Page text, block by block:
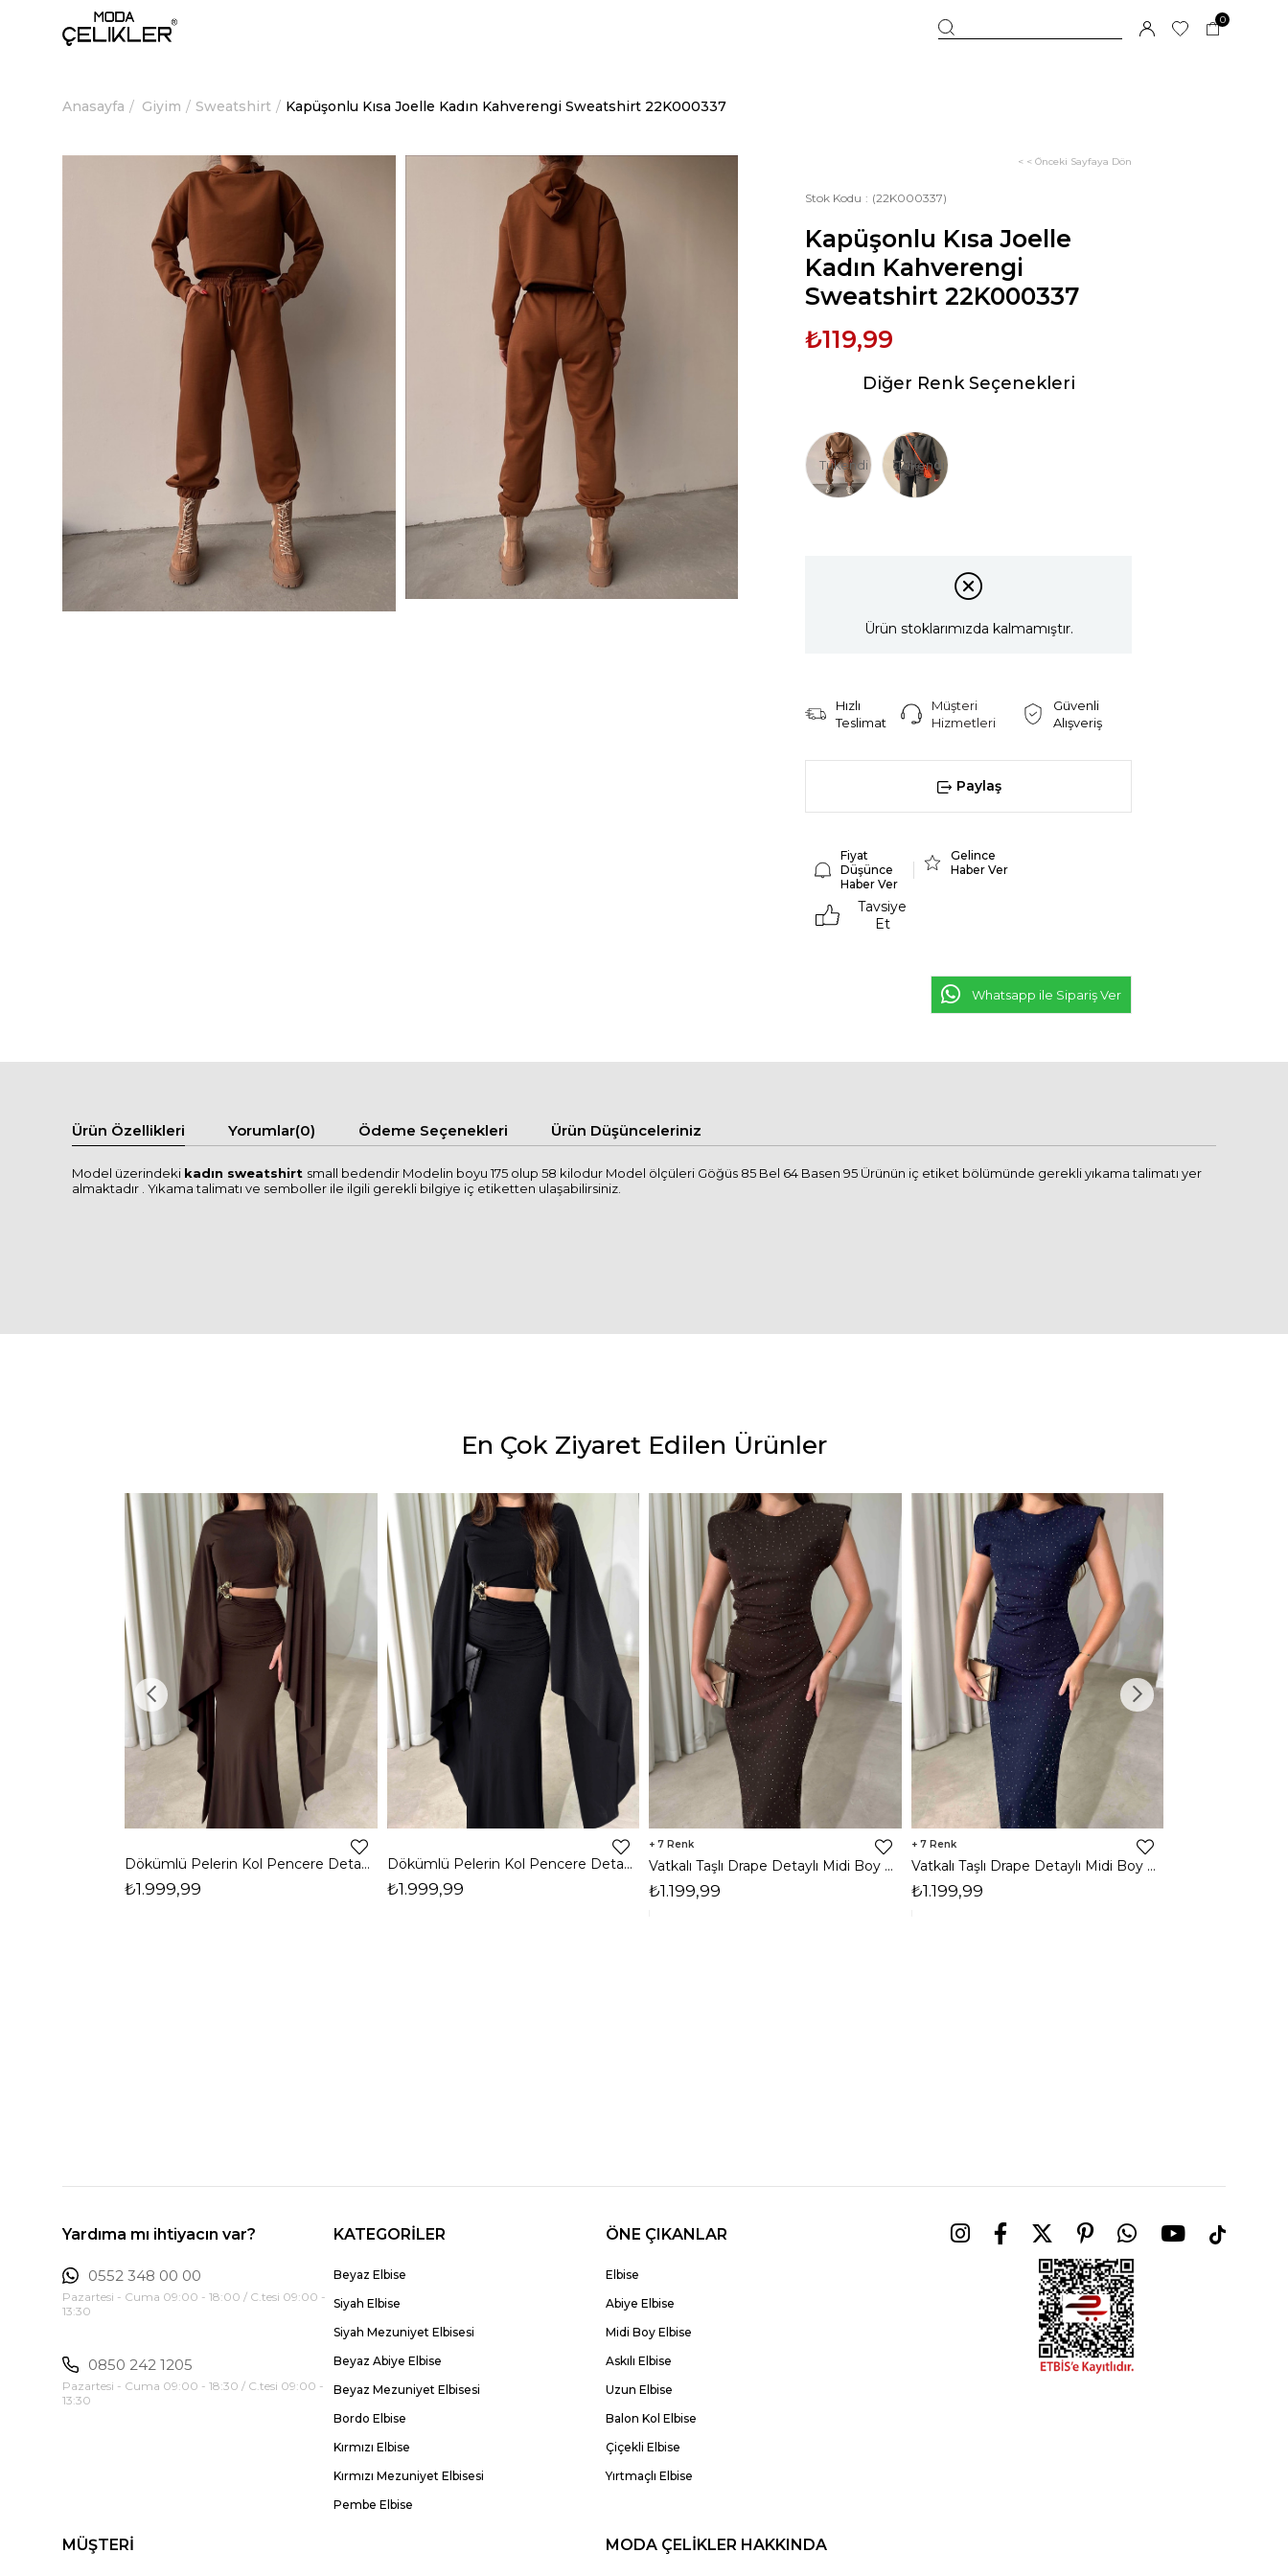
0
Anasayfa Giyim Sweatshirt Kapüşonlu Kısa Joelle Kadın Kahverengi Sweatshirt 22K000337
< < Önceki Sayfaya Dön
Stok Kodu (22K000337)
Kapüşonlu Kısa Joelle
Kadın Kahverengi
Sweatshirt 22K000337
₺119,99
Diğer Renk Seçenekleri
Tükendi Tükendi
Ürün stoklarımızda kalmamıştır.
Hızlı
Teslimat
Müşteri
Hizmetleri
Güvenli
Alışveriş
Paylaş
Fiyat
Düşünce
Haber Ver
Gelince
Haber Ver
Tavsiye
Et
Whatsapp ile Sipariş Ver
Ürün Özellikleri Yorumlar(0) Ödeme Seçenekleri Ürün Düşünceleriniz
Model üzerindeki kadın sweatshirt small bedendir Modelin boyu 175 olup 58 kilodur Model ölçüleri Göğüs 85 Bel 64 Basen 95 Ürünün iç etiket bölümünde gerekli yıkama talimatı yer
almaktadır . Yıkama talimatı ve semboller ile ilgili gerekli bilgiye iç etiketten ulaşabilirsiniz.
En Çok Ziyaret Edilen Ürünler
Dökümlü Pelerin Kol Pencere Detaylı Maxi Kahverengi Arlev Kadın Elbise 26Y511
₺1.999,99
Dökümlü Pelerin Kol Pencere Detaylı Maxi Siyah Arlev Kadın Elbise 26Y511
₺1.999,99
7
Vatkalı Taşlı Drape Detaylı Midi Boy Kahverengi Jesep Kadın Elbise 26Y282
₺1.199,99
7
Vatkalı Taşlı Drape Detaylı Midi Boy Lacivert Jesep Kadın Elbise 26Y282
₺1.199,99
Yardıma mı ihtiyacın var?
0552 348 00 00
Pazartesi - Cuma 09:00 - 18:00 / C.tesi 09:00 -
13:30
0850 242 1205
Pazartesi - Cuma 09:00 - 18:30 / C.tesi 09:00 -
13:30
KATEGORİLER
Beyaz Elbise
Siyah Elbise
Siyah Mezuniyet Elbisesi
Beyaz Abiye Elbise
Beyaz Mezuniyet Elbisesi
Bordo Elbise
Kırmızı Elbise
Kırmızı Mezuniyet Elbisesi
Pembe Elbise
ÖNE ÇIKANLAR
Elbise
Abiye Elbise
Midi Boy Elbise
Askılı Elbise
Uzun Elbise
Balon Kol Elbise
Çiçekli Elbise
Yırtmaçlı Elbise
MÜŞTERİ MODA ÇELİKLER HAKKINDA